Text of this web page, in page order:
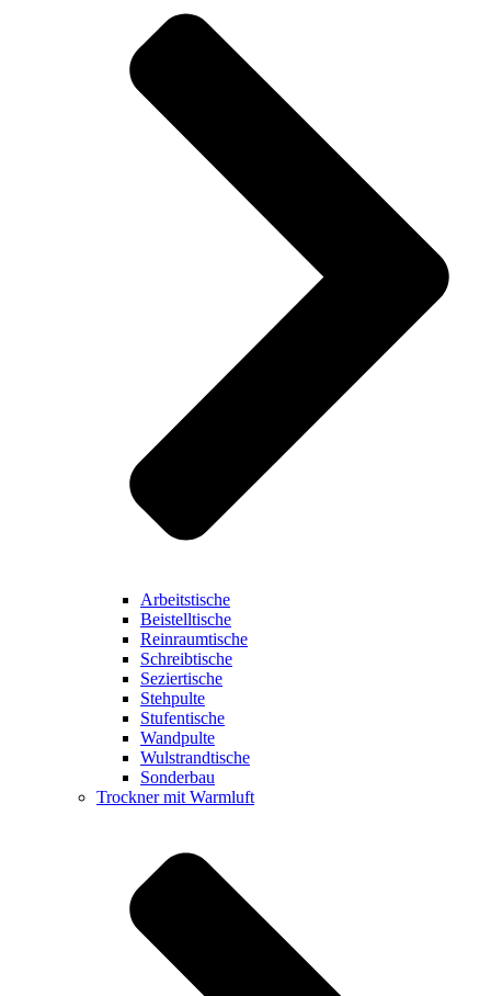
Arbeitstische
Beistelltische
Reinraumtische
Schreibtische
Seziertische
Stehpulte
Stufentische
Wandpulte
Wulstrandtische
Sonderbau
Trockner mit Warmluft